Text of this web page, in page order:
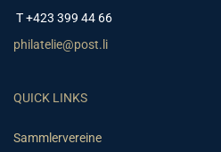
T +423 399 44 66
philatelie@post.li
QUICK LINKS
Sammlervereine